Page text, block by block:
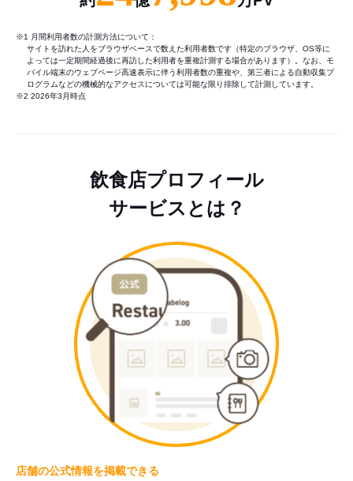
※1 月間利用者数の計測方法について：
サイトを訪れた人をブラウザベースで数えた利用者数です（特定のブラウザ、OS等に
よっては一定期間経過後に再訪した利用者を重複計測する場合があります）。なお、モ
バイル端末のウェブページ高速表示に伴う利用者数の重複や、第三者による自動収集プ
ログラムなどの機械的なアクセスについては可能な限り排除して計測しています。
※2 2026年3月時点
飲食店プロフィール
サービスとは？
店舗の公式情報を掲載できる